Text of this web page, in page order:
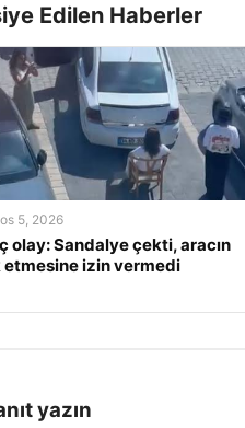
Edilen Haberler
5, 2026
olay: Sandalye çekti, aracın
etmesine izin vermedi
yazın